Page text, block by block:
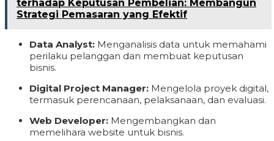
terhadap Keputusan Pembelian: Membangun
Strategi Pemasaran yang Efektif
Data Analyst: Menganalisis data untuk memahami
perilaku pelanggan dan membuat keputusan
bisnis.
Digital Project Manager: Mengelola proyek digital,
termasuk perencanaan, pelaksanaan, dan evaluasi.
Web Developer: Mengembangkan dan
memelihara website untuk bisnis.